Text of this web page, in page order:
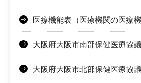
医療機能表（医療機関の医療機
大阪府大阪市南部保健医療協
大阪府大阪市北部保健医療協